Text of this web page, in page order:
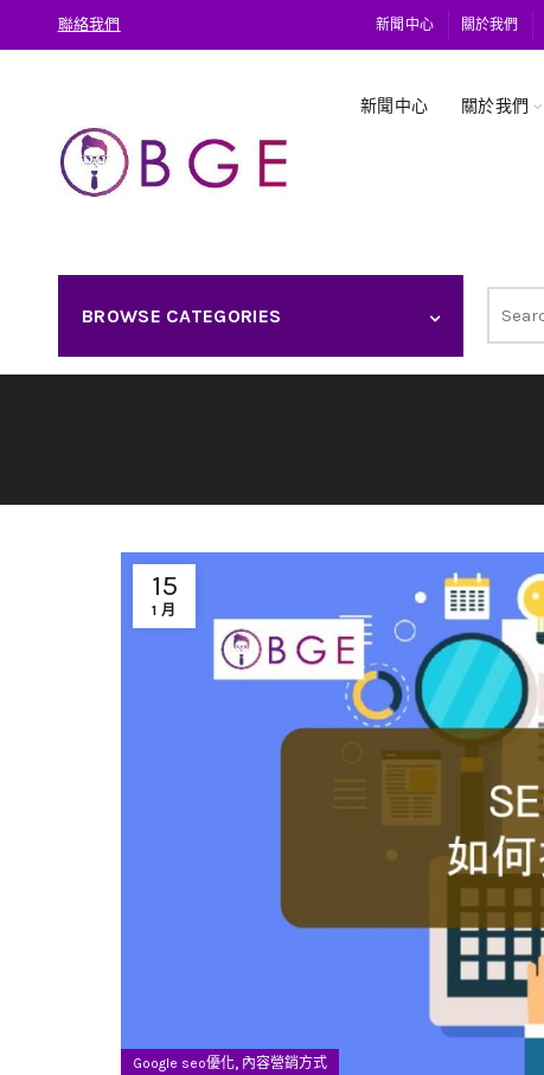
聯絡我們 新聞中心 關於我們
新聞中心 關於我們
BROWSE CATEGORIES
for:
15
1 月
Google seo優化, 內容營銷方式